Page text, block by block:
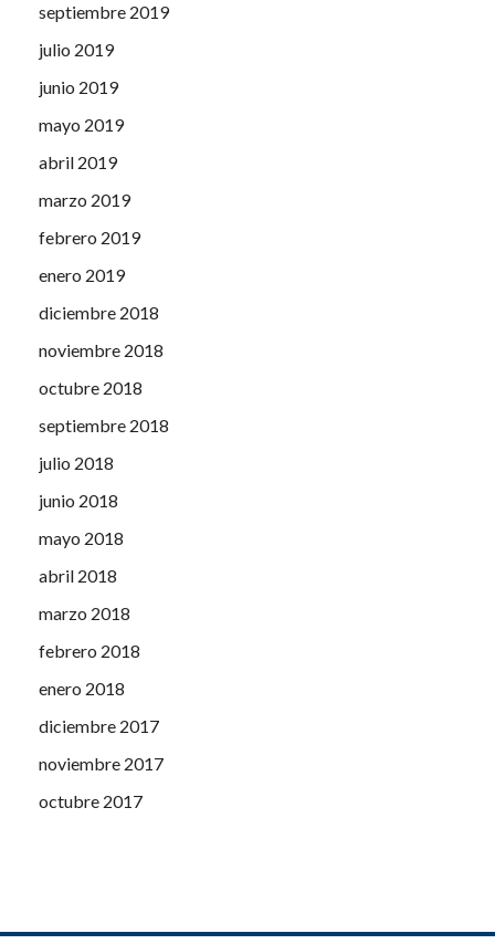
septiembre 2019
julio 2019
junio 2019
mayo 2019
abril 2019
marzo 2019
febrero 2019
enero 2019
diciembre 2018
noviembre 2018
octubre 2018
septiembre 2018
julio 2018
junio 2018
mayo 2018
abril 2018
marzo 2018
febrero 2018
enero 2018
diciembre 2017
noviembre 2017
octubre 2017